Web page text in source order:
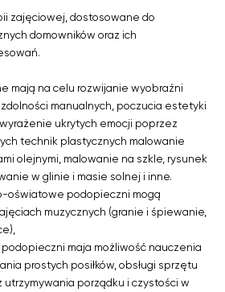
zajęciowej, dostosowane do
domowników oraz ich
mają na celu rozwijanie wyobraźni
manualnych, poczucia estetyki
ukrytych emocji poprzez
technik plastycznych malowanie
olejnymi, malowanie na szkle, rysunek
w glinie i masie solnej i inne.
oświatowe podopieczni mogą
muzycznych (granie i śpiewanie,
maja możliwość nauczenia
prostych posiłków, obsługi sprzętu
utrzymywania porządku i czystości w